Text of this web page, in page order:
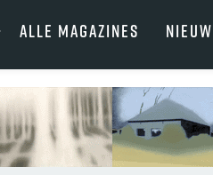
ALLE MAGAZINES